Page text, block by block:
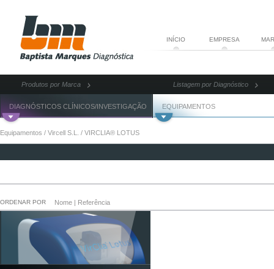
INÍCIO EMPRESA
Produtos por Marca Listagem por Diagnóstico
DIAGNÓSTICOS CLÍNICOS/INVESTIGAÇÃO EQUIPAMENTOS
Equipamentos / Vircell S.L. / VIRCLIA® LOTUS
ORDENAR POR Nome | Referência